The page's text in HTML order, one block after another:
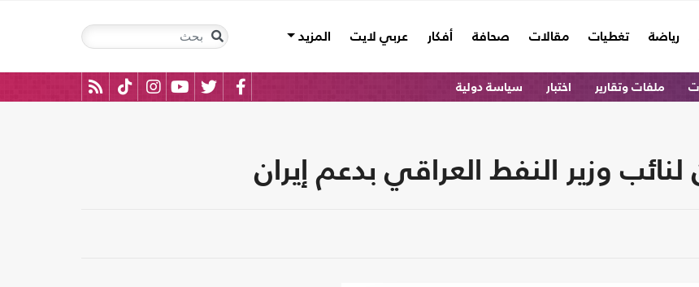
رياضة تغطيات مقالات صحافة أفكار عربي لايت المزيد
ملفات وتقارير اختبار سياسة دولية
وزير النفط العراقي بدعم إيران